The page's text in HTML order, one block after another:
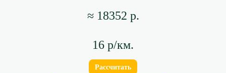
≈ 18352 р.
16 р/км.
Рассчитать